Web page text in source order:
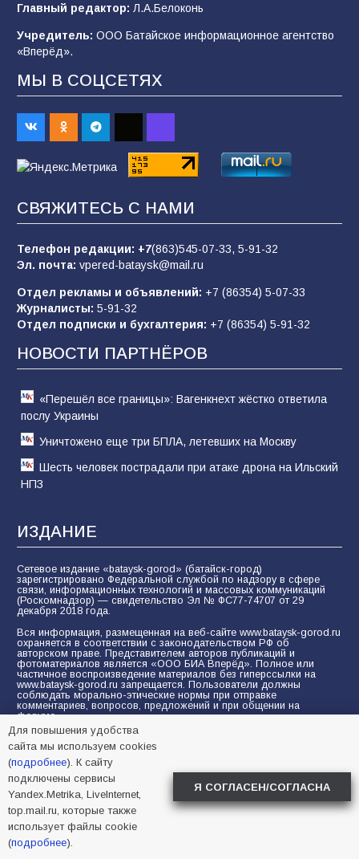
после выборов: в Госдуме дали ответ
103 06.08.2026
В детском саду № 35 дети освоили
строительные профессии в ходе
спортивного праздника
07.08.2026
«Слухами Москву не возьмёшь»: почему
заявления Киева о мобилизации — это
отчаяние, а не разведка
83 02.08.2026
Командовал боем до последнего: герой
60 05.08.2026
Главный редактор: Л.А.Белоконь
Учредитель: ООО Батайское информационное агентство
«Вперёд».
МЫ В СОЦСЕТЯХ
СВЯЖИТЕСЬ С НАМИ
Телефон редакции: +7(863)545-07-33, 5-91-32
Эл. почта: vpered-bataysk@mail.ru
Отдел рекламы и объявлений: +7 (86354) 5-07-33
Журналисты: 5-91-32
Отдел подписки и бухгалтерия: +7 (86354) 5-91-32
НОВОСТИ ПАРТНЁРОВ
«Перешёл все границы»: Вагенкнехт жёстко ответила
послу Украины
Уничтожено еще три БПЛА, летевших на Москву
Шесть человек пострадали при атаке дрона на Ильский
НПЗ
ИЗДАНИЕ
Сетевое издание «bataysk-gorod» (батайск-город)
зарегистрировано Федеральной службой по надзору в сфере
связи, информационных технологий и массовых коммуникаций
(Роскомнадзор) — свидетельство Эл № ФС77-74707 от 29
декабря 2018 года.
Вся информация, размещенная на веб-сайте www.bataysk-gorod.ru
охраняется в соответствии с законодательством РФ об
авторском праве. Представителем авторов публикаций и
фотоматериалов является «ООО БИА Вперёд». Полное или
частичное воспроизведение материалов без гиперссылки на
www.bataysk-gorod.ru запрещается. Пользователи должны
соблюдать морально-этические нормы при отправке
комментариев, вопросов, предложений и при общении на
форуме.
Политика конфиденциальности и защиты информации
Согласие на обработку персональных данных с помощью
сервисов Yandex.Metrika, LiveInternet, top.mail.ru
© 2005-2026 БИА «ВПЕРЕД»
Для повышения удобства
сайта мы используем cookies
(подробнее). К сайту
подключены сервисы
Yandex.Metrika, LiveInternet,
top.mail.ru, которые также
использует файлы cookie
(подробнее).
Я СОГЛАСЕН/СОГЛАСНА